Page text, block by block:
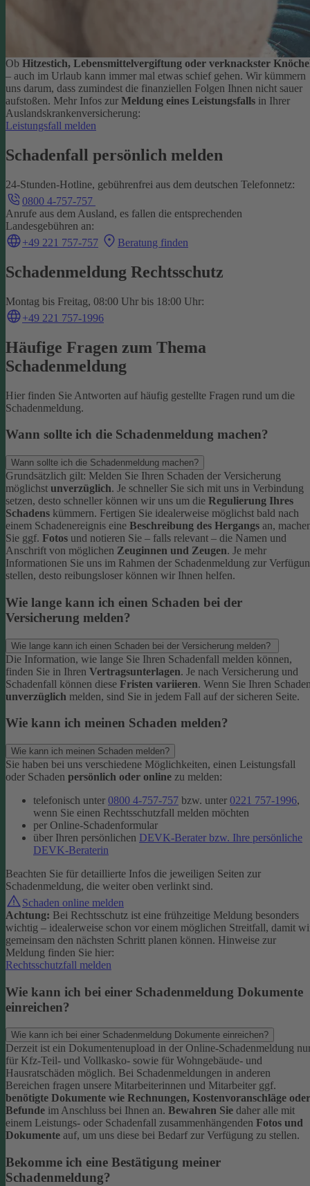
Ob Hitzestich, Lebensmittelvergiftung oder verknackster
– auch im Urlaub kann immer mal etwas schief gehen. Wir kümmern
uns darum, dass zumindest die finanziellen Folgen Ihnen nicht sauer
aufstoßen. Mehr Infos zur Meldung eines Leistungsfalls in Ihrer
Auslandskrankenversicherung:
Leistungsfall melden
Schadenfall persönlich melden
24-Stunden-Hotline, gebührenfrei aus dem deutschen Telefonnetz:
0800 4-757-757
Anrufe aus dem Ausland, es fallen die entsprechenden
Landesgebühren an:
+49 221 757-757
Beratung finden
Schadenmeldung Rechtsschutz
Montag bis Freitag, 08:00 Uhr bis 18:00 Uhr:
+49 221 757-1996
Häufige Fragen zum Thema
Schadenmeldung
Hier finden Sie Antworten auf häufig gestellte Fragen rund um die
Schadenmeldung.
Wann sollte ich die Schadenmeldung machen?
Wann sollte ich die Schadenmeldung machen?
Grundsätzlich gilt: Melden Sie Ihren Schaden der Versicherung
möglichst unverzüglich. Je schneller Sie sich mit uns in Verbindung
setzen, desto schneller können wir uns um die Regulierung Ihres
Schadens kümmern. Fertigen Sie idealerweise möglichst bald nach
einem Schadenereignis eine Beschreibung des Hergangs an,
Sie ggf. Fotos und notieren Sie – falls relevant – die Namen und
Anschrift von möglichen Zeuginnen und Zeugen. Je mehr
Informationen Sie uns im Rahmen der Schadenmeldung zur
stellen, desto reibungsloser können wir Ihnen helfen.
Wie lange kann ich einen Schaden bei der
Versicherung melden?
Wie lange kann ich einen Schaden bei der Versicherung melden?
Die Information, wie lange Sie Ihren Schadenfall melden können,
finden Sie in Ihren Vertragsunterlagen. Je nach Versicherung und
Schadenfall können diese Fristen variieren. Wenn Sie Ihren
unverzüglich melden, sind Sie in jedem Fall auf der sicheren Seite.
Wie kann ich meinen Schaden melden?
Wie kann ich meinen Schaden melden?
Sie haben bei uns verschiedene Möglichkeiten, einen Leistungsfall
oder Schaden persönlich oder online zu melden:
telefonisch unter 0800 4-757-757 bzw. unter 0221 757-1996,
wenn Sie einen Rechtsschutzfall melden möchten
per Online-Schadenformular
über Ihren persönlichen DEVK-Berater bzw. Ihre persönliche
DEVK-Beraterin
Beachten Sie für detaillierte Infos die jeweiligen Seiten zur
Schadenmeldung, die weiter oben verlinkt sind.
Schaden online melden
Achtung: Bei Rechtsschutz ist eine frühzeitige Meldung besonders
wichtig – idealerweise schon vor einem möglichen Streitfall, damit
gemeinsam den nächsten Schritt planen können. Hinweise zur
Meldung finden Sie hier:
Rechtsschutzfall melden
Wie kann ich bei einer Schadenmeldung Dokumente
einreichen?
Wie kann ich bei einer Schadenmeldung Dokumente einreichen?
Derzeit ist ein Dokumentenupload in der Online-Schadenmeldung
für Kfz-Teil- und Vollkasko- sowie für Wohngebäude- und
Hausratschäden möglich. Bei Schadenmeldungen in anderen
Bereichen fragen unsere Mitarbeiterinnen und Mitarbeiter ggf.
benötigte Dokumente wie Rechnungen, Kostenvoranschläge oder
Befunde im Anschluss bei Ihnen an. Bewahren Sie daher alle mit
einem Leistungs- oder Schadenfall zusammenhängenden Fotos und
Dokumente auf, um uns diese bei Bedarf zur Verfügung zu stellen.
Bekomme ich eine Bestätigung meiner
Schadenmeldung?